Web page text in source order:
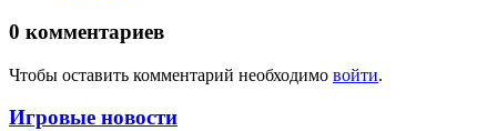
0 комментариев
Чтобы оставить комментарий необходимо войти.
Игровые новости